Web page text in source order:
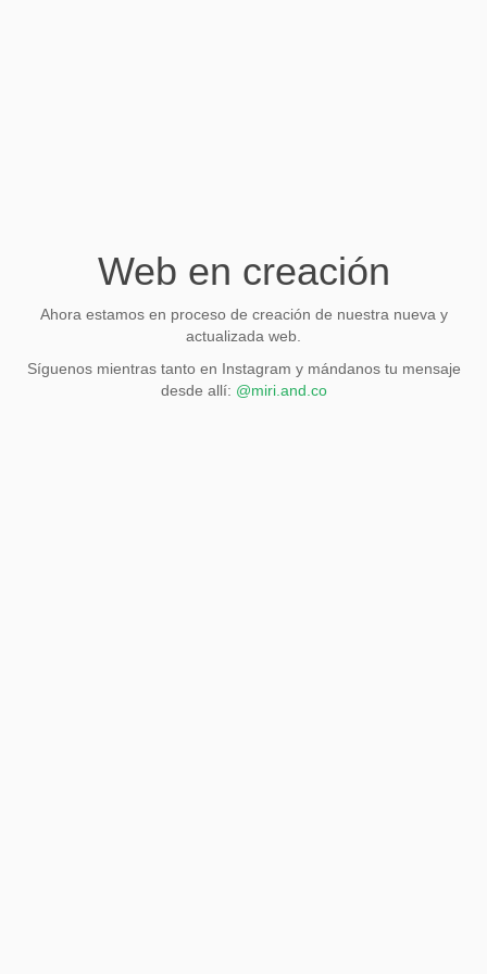
Web en creación
Ahora estamos en proceso de creación de nuestra nueva y
actualizada web.
Síguenos mientras tanto en Instagram y mándanos tu mensaje
desde allí: @miri.and.co